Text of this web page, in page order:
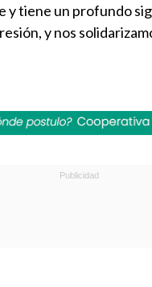
y tiene un profundo
y nos